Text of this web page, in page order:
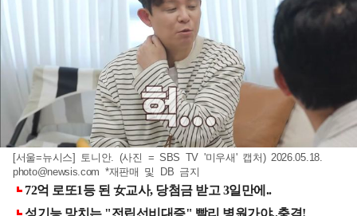
[서울=뉴시스] 토니안. (사진 = SBS TV '미우새' 캡처) 2026.05.18.
photo@newsis.com *재판매 및 DB 금지